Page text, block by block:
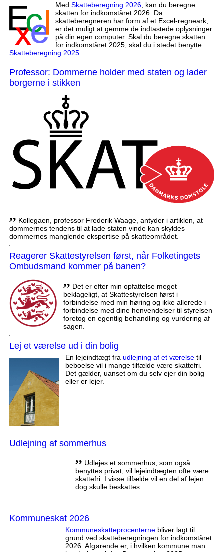
Med Skatteberegning 2026, kan du beregne
skatten for indkomståret 2026. Da
skatteberegneren har form af et Excel-regneark,
er det muligt at gemme de indtastede oplysninger
på din egen computer. Skal du beregne skatten
for indkomståret 2025, skal du i stedet benytte
Skatteberegning 2025.
Professor: Dommerne holder med staten og lader
borgerne i stikken
,, Kollegaen, professor Frederik Waage, antyder i artiklen, at
dommernes tendens til at lade staten vinde kan skyldes
dommernes manglende ekspertise på skatteområdet.
Reagerer Skattestyrelsen først, når Folketingets
Ombudsmand kommer på banen?
,, Det er efter min opfattelse meget
beklageligt, at Skattestyrelsen først i
forbindelse med min høring og ikke allerede i
forbindelse med dine henvendelser til styrelsen
foretog en egentlig behandling og vurdering af
sagen.
Lej et værelse ud i din bolig
En lejeindtægt fra udlejning af et værelsetil
beboelse vil i mange tilfælde være skattefri.
Det gælder, uanset om du selv ejer din bolig
eller er lejer.
Udlejning af sommerhus
,, Udlejes et sommerhus, som også
benyttes privat, vil lejeindtægten ofte være
skattefri. I visse tilfælde vil en del af lejen
dog skulle beskattes.
Kommuneskat 2026
Kommuneskatte­procenternebliver lagt til
grund ved skatteberegningen for indkomståret
2026. Afgørende er, i hvilken kommune man